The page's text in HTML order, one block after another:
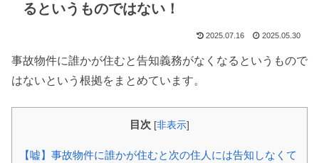
るというものではない！
2025.07.16 2025.05.30
事故物件に誰かが住むと告知義務がなくなるというもので
はないという根拠をまとめています。
目次 [非表示]
【嘘】事故物件に誰かが住むと次の住人には告知しなくて